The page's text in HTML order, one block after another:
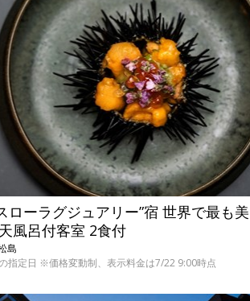
ローラグジュアリー”宿 世界で最も
風呂付客室 2食付
島
指定日 ※価格変動制、表示料金は7/22 9:00時点